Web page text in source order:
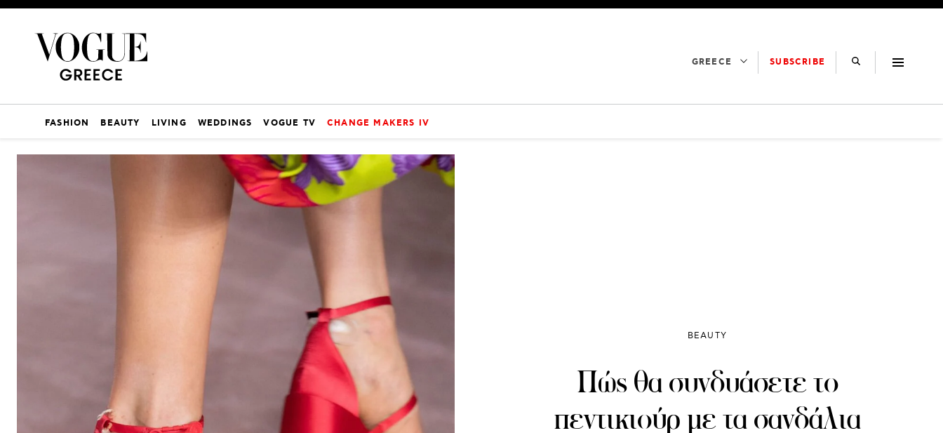
GREECE SUBSCRIBE
FASHION BEAUTY LIVING WEDDINGS VOGUE TV CHANGE MAKERS IV
BEAUTY
Πώς θα συνδυάσετε το
πεντικιούρ με τα σανδάλια